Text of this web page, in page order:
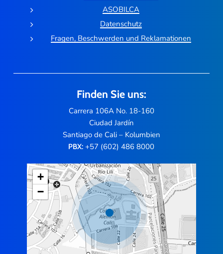
ASOBILCA
Datenschutz
Fragen, Beschwerden und Reklamationen
Finden Sie uns:
Carrera 106A No. 18-160
Ciudad Jardín
Santiago de Cali – Kolumbien
PBX: +57 (602) 486 8000
+
−